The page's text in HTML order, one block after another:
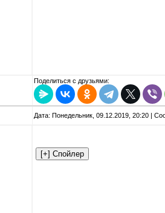
Поделиться с друзьями:
Дата: Понедельник, 09.12.2019, 20:20 |